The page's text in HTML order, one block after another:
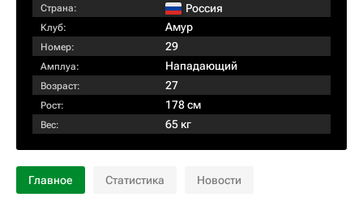
Страна: Россия
Клуб: Амур
Номер: 29
Амплуа: Нападающий
Возраст: 27
Рост: 178 см
Вес: 65 кг
Главное Статистика Новости